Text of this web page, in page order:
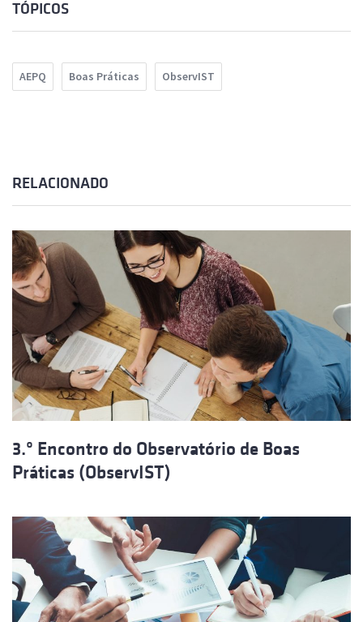
TÓPICOS
AEPQ Boas Práticas ObservIST
RELACIONADO
3.º Encontro do Observatório de Boas
Práticas (ObservIST)